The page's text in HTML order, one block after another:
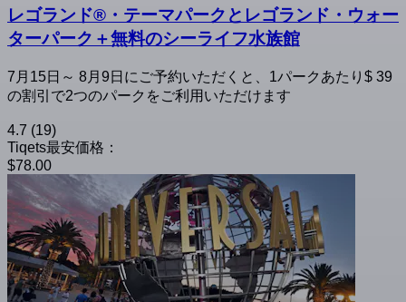
レゴランド®・テーマパークとレゴランド・ウォー
ターパーク＋無料のシーライフ水族館
7月15日～ 8月9日にご予約いただくと、1パークあたり$ 39
の割引で2つのパークをご利用いただけます
4.7 (19)
Tiqets最安価格：
$78.00